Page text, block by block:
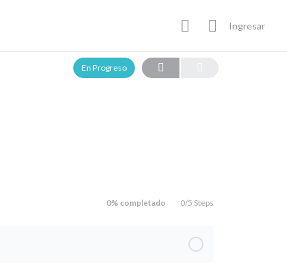
Ingresar
En Progreso
0% completado 0/5 Steps